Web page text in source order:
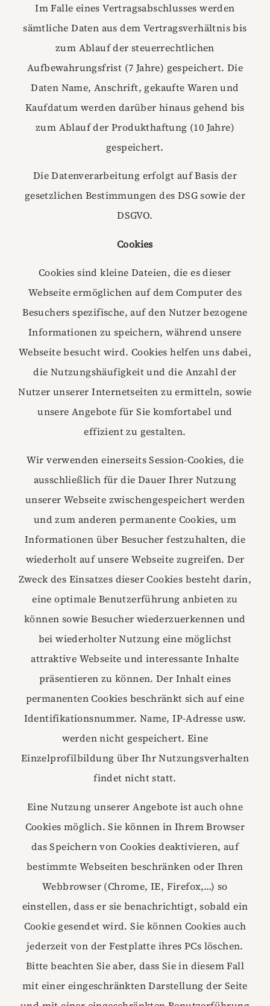
Im Falle eines Vertragsabschlusses werden
sämtliche Daten aus dem Vertragsverhältnis bis
zum Ablauf der steuerrechtlichen
Aufbewahrungsfrist (7 Jahre) gespeichert. Die
Daten Name, Anschrift, gekaufte Waren und
Kaufdatum werden darüber hinaus gehend bis
zum Ablauf der Produkthaftung (10 Jahre)
gespeichert.
Die Datenverarbeitung erfolgt auf Basis der
gesetzlichen Bestimmungen des DSG sowie der
DSGVO.
Cookies
Cookies sind kleine Dateien, die es dieser
Webseite ermöglichen auf dem Computer des
Besuchers spezifische, auf den Nutzer bezogene
Informationen zu speichern, während unsere
Webseite besucht wird. Cookies helfen uns dabei,
die Nutzungshäufigkeit und die Anzahl der
Nutzer unserer Internetseiten zu ermitteln, sowie
unsere Angebote für Sie komfortabel und
effizient zu gestalten.
Wir verwenden einerseits Session-Cookies, die
ausschließlich für die Dauer Ihrer Nutzung
unserer Webseite zwischengespeichert werden
und zum anderen permanente Cookies, um
Informationen über Besucher festzuhalten, die
wiederholt auf unsere Webseite zugreifen. Der
Zweck des Einsatzes dieser Cookies besteht darin,
eine optimale Benutzerführung anbieten zu
können sowie Besucher wiederzuerkennen und
bei wiederholter Nutzung eine möglichst
attraktive Webseite und interessante Inhalte
präsentieren zu können. Der Inhalt eines
permanenten Cookies beschränkt sich auf eine
Identifikationsnummer. Name, IP-Adresse usw.
werden nicht gespeichert. Eine
Einzelprofilbildung über Ihr Nutzungsverhalten
findet nicht statt.
Eine Nutzung unserer Angebote ist auch ohne
Cookies möglich. Sie können in Ihrem Browser
das Speichern von Cookies deaktivieren, auf
bestimmte Webseiten beschränken oder Ihren
Webbrowser (Chrome, IE, Firefox,…) so
einstellen, dass er sie benachrichtigt, sobald ein
Cookie gesendet wird. Sie können Cookies auch
jederzeit von der Festplatte ihres PCs löschen.
Bitte beachten Sie aber, dass Sie in diesem Fall
mit einer eingeschränkten Darstellung der Seite